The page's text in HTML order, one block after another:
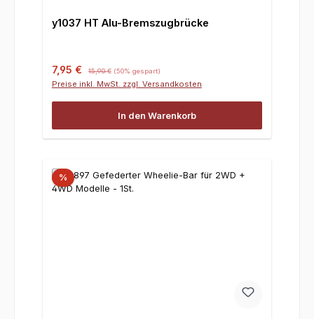
y1037 HT Alu-Bremszugbrücke
Verkaufspreis:
7,95 € Regulärer Preis:
15,90 € (50% gespart)
Preise inkl. MwSt. zzgl. Versandkosten
In den Warenkorb
%